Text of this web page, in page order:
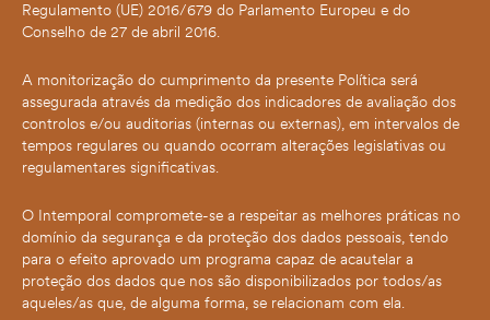
Regulamento (UE) 2016/679 do Parlamento Europeu e do
Conselho de 27 de abril 2016.
A monitorização do cumprimento da presente Política será
assegurada através da medição dos indicadores de avaliação dos
controlos e/ou auditorias (internas ou externas), em intervalos de
tempos regulares ou quando ocorram alterações legislativas ou
regulamentares significativas.
O Intemporal compromete-se a respeitar as melhores práticas no
domínio da segurança e da proteção dos dados pessoais, tendo
para o efeito aprovado um programa capaz de acautelar a
proteção dos dados que nos são disponibilizados por todos/as
aqueles/as que, de alguma forma, se relacionam com ela.
Estes cookies
não são
São
necessários
para o
funcionamento
do sítio Web.